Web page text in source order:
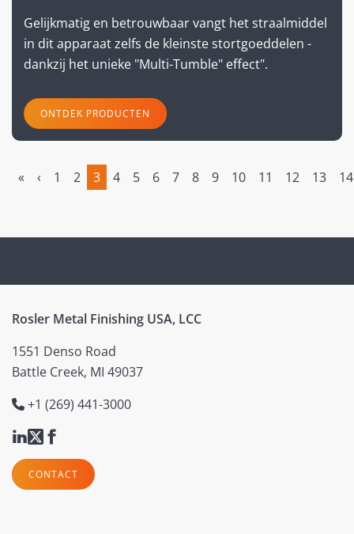
Gelijkmatig en betrouwbaar vangt het straalmiddel
in dit apparaat zelfs de kleinste stortgoeddelen -
dankzij het unieke "Multi-Tumble" effect".
ONTDEK PRODUCTEN
« ‹ 1 2
3
4 5 6 7 8 9 10 11 12 13 14
Rosler Metal Finishing USA, LCC
1551 Denso Road
Battle Creek, MI 49037
+1 (269) 441-3000
CONTACT